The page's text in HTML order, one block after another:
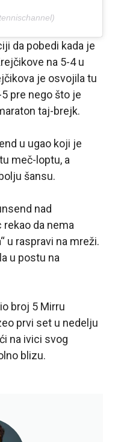
da pobedi kada je
na 5-4 u
je osvojila tu
pre nego što je
taj-brejk.
u ugao koji je
meč-loptu, a
šansu.
nad
da nema
u raspravi na mreži.
u postu na
broj 5 Mirru
prvi set u nedelju
na ivici svog
blizu.